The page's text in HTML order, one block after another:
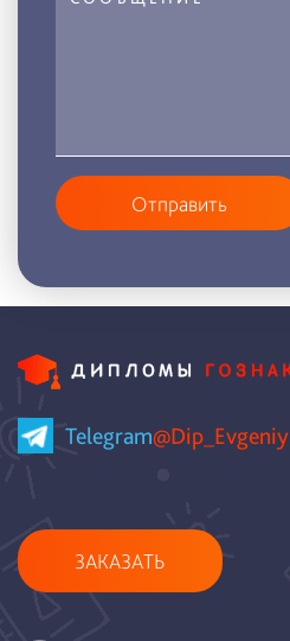
Отправить
Telegram@Dip_Evgeniy
ЗАКАЗАТЬ